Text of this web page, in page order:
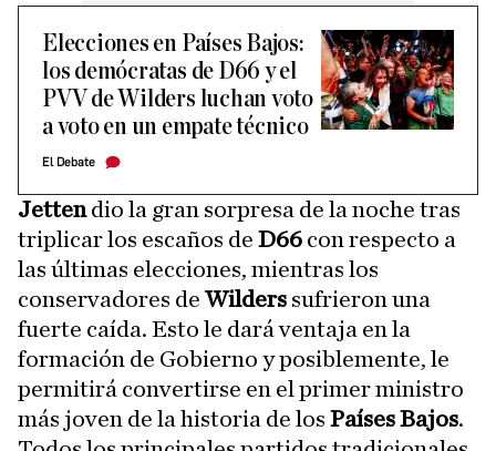
Elecciones en Países Bajos:
los demócratas de D66 y el
PVV de Wilders luchan voto
a voto en un empate técnico
El Debate
Jettendio la gran sorpresa de la noche tras
triplicar los escaños de D66 con respecto a
las últimas elecciones, mientras los
conservadores de Wilders sufrieron una
fuerte caída. Esto le dará ventaja en la
formación de Gobierno y posiblemente, le
permitirá convertirse en el primer ministro
más joven de la historia de los Países Bajos.